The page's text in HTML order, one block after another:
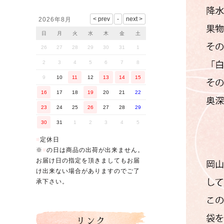
営業日カレンダー
2026年8月
日 月 火 水 木 金 土
26 27 28 29 30 31 1
2 3 4 5 6 7 8
9 10 11 12 13 14 15
16 17 18 19 20 21 22
23 24 25 26 27 28 29
30 31 1 2 3 4 5
定休日
※
の日は商品の出荷が出来ません。
お届け日の指定を頂きましてもお届
け出来ない場合がありますのでご了
承下さい。
リンク